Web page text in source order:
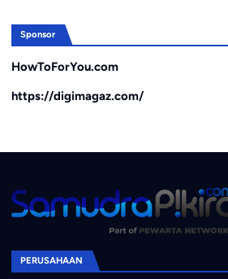
Sponsor
HowToForYou.com
https://digimagaz.com/
PERUSAHAAN